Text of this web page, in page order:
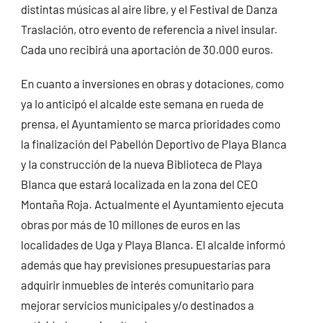
distintas músicas al aire libre, y el Festival de Danza
Traslación, otro evento de referencia a nivel insular.
Cada uno recibirá una aportación de 30.000 euros.
En cuanto a inversiones en obras y dotaciones, como
ya lo anticipó el alcalde este semana en rueda de
prensa, el Ayuntamiento se marca prioridades como
la finalización del Pabellón Deportivo de Playa Blanca
y la construcción de la nueva Biblioteca de Playa
Blanca que estará localizada en la zona del CEO
Montaña Roja. Actualmente el Ayuntamiento ejecuta
obras por más de 10 millones de euros en las
localidades de Uga y Playa Blanca. El alcalde informó
además que hay previsiones presupuestarias para
adquirir inmuebles de interés comunitario para
mejorar servicios municipales y/o destinados a